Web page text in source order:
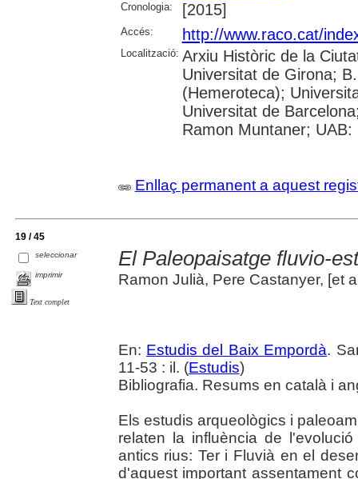
Cronologia: [2015]
Accés: http://www.raco.cat/
Localització: Arxiu Històric de la
Universitat de Girona;
(Hemeroteca);
Universitat de
Ramon Muntaner; UAB:
Enllaç permanent a aquest
19 / 45
seleccionar
imprimir
Text complet
El Paleopaisatge fluvio-
Ramon Julià, Pere Castanyer, [et
En: Estudis del Baix Empordà.
11-53 : il. (Estudis)
Bibliografia. Resums en català i
Els estudis arqueològics i
relaten la influència de
antics rius: Ter i Fluvià en el
d'aquest important assentament